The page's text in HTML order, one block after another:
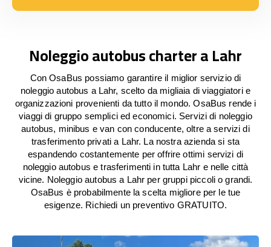
Noleggio autobus charter a Lahr
Con OsaBus possiamo garantire il miglior servizio di
noleggio autobus a Lahr, scelto da migliaia di viaggiatori e
organizzazioni provenienti da tutto il mondo. OsaBus rende i
viaggi di gruppo semplici ed economici. Servizi di noleggio
autobus, minibus e van con conducente, oltre a servizi di
trasferimento privati a Lahr. La nostra azienda si sta
espandendo costantemente per offrire ottimi servizi di
noleggio autobus e trasferimenti in tutta Lahr e nelle città
vicine. Noleggio autobus a Lahr per gruppi piccoli o grandi.
OsaBus è probabilmente la scelta migliore per le tue
esigenze. Richiedi un preventivo GRATUITO.